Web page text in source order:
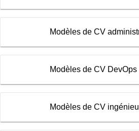
Modèles de CV
Modèles de CV DevOps
Modèles de CV